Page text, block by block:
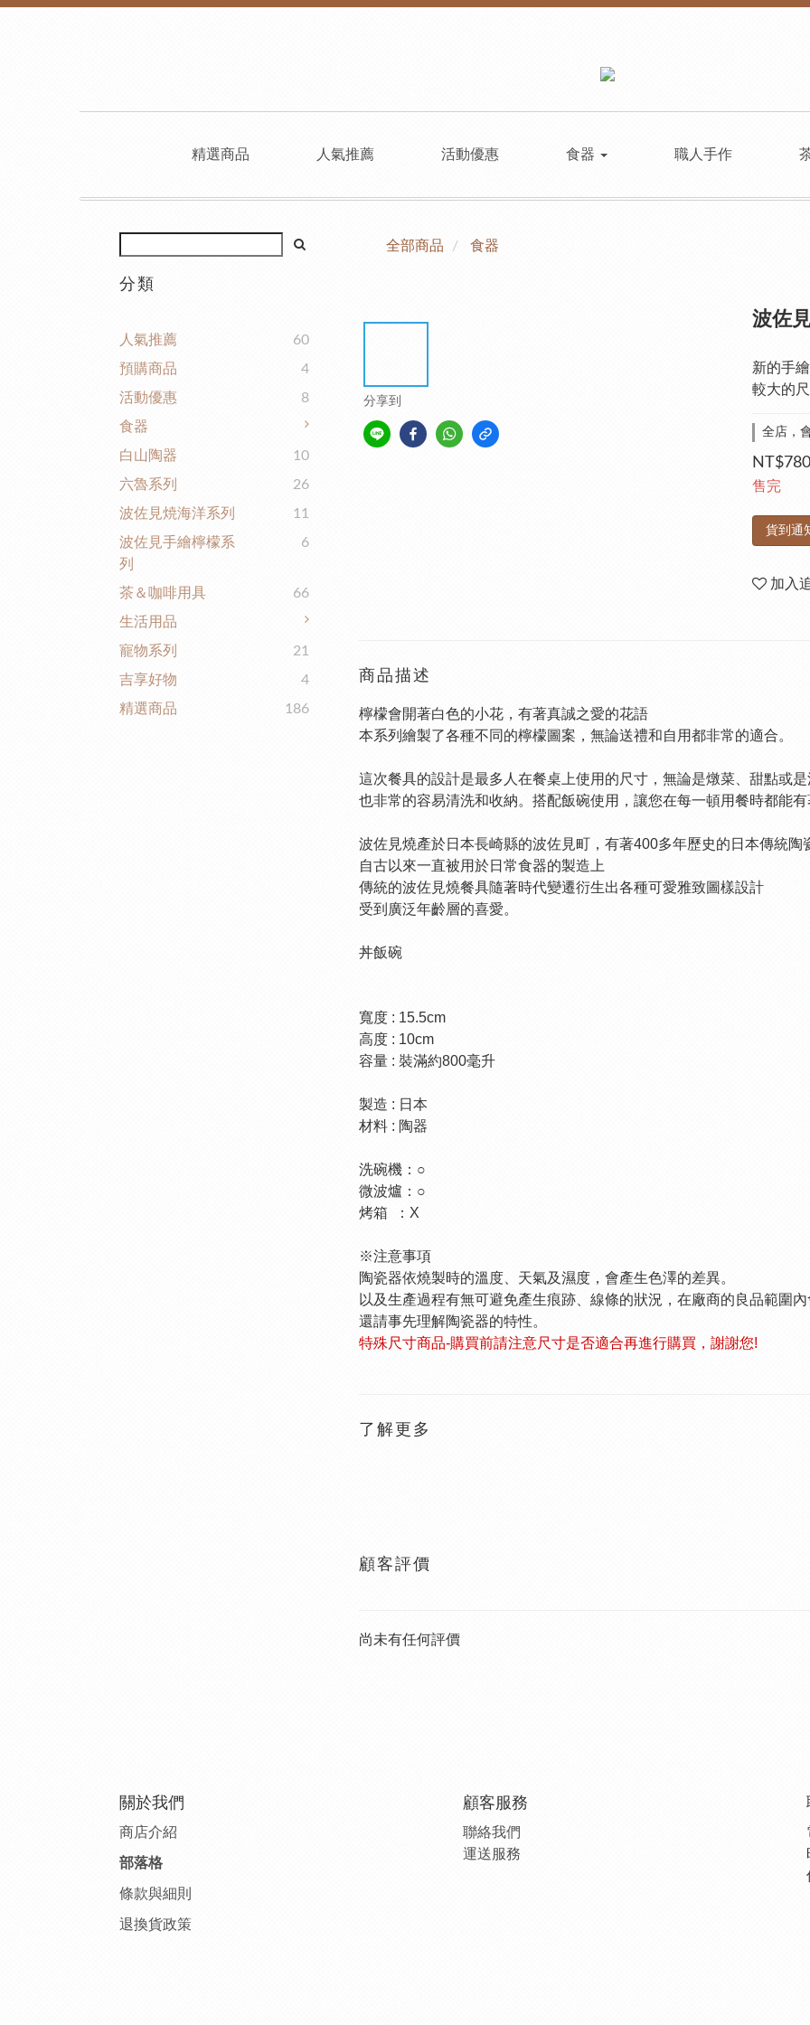
精選商品 人氣推薦 活動優惠 食器 職人手作
分類
人氣推薦
60
預購商品
4
活動優惠
8
食器
白山陶器
10
六魯系列
26
波佐見焼海洋系列
11
波佐見手繪檸檬系
列
6
茶＆咖啡用具
66
生活用品
寵物系列
21
吉享好物
4
精選商品
186
全部商品 食器
分享到
波佐
新的手
較大的
全店，
NT$780
售完
貨到通
加入
商品描述
檸檬會開著白色的小花，有著真誠之愛的花語
本系列繪製了各種不同的檸檬圖案，無論送禮和自用都非常的適合。
這次餐具的設計是最多人在餐桌上使用的尺寸，無論是燉菜、甜點或
也非常的容易清洗和收納。搭配飯碗使用，讓您在每一頓用餐時都能
波佐見燒產於日本長崎縣的波佐見町，有著400多年歷史的日本傳統陶
自古以來一直被用於日常食器的製造上
傳統的波佐見燒餐具隨著時代變遷衍生出各種可愛雅致圖樣設計
受到廣泛年齡層的喜愛。
丼飯碗
寬度 : 15.5cm
高度 : 10cm
容量 : 裝滿約800毫升
製造 : 日本
材料 : 陶器
洗碗機：○
微波爐：○
烤箱 ：Х
※注意事項
陶瓷器依燒製時的溫度、天氣及濕度，會產生色澤的差異。
以及生產過程有無可避免產生痕跡、線條的狀況，在廠商的良品範圍
還請事先理解陶瓷器的特性。
特殊尺寸商品-購買前請注意尺寸是否適合再進行購買，謝謝您!
了解更多
顧客評價
尚未有任何評價
關於我們
商店介紹
部落格
條款與細則
退換貨政策
顧客服務
聯絡我們
運送服務